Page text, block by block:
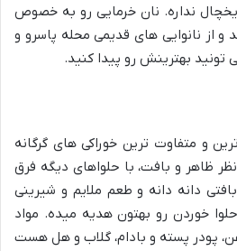
یخچال نداره. نان خرمایی رو به خصوص
از نانوایی های قدیمی محله پاسرو و
تونید بهترینش رو پیدا کنید.
و متفاوت ترین خوراکی های گرگانه
ظاهر و بافت، با حلواهای دیگه فرق
دانه دانه و طعم ملایم و شیرینی
خوردن رو بهتون هدیه میده. مواد
پودر پسته و بادام، گلاب و هل هست